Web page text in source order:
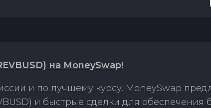
на MoneySwap!
и по лучшему курсу. MoneySwap
и быстрые сделки для обеспечения